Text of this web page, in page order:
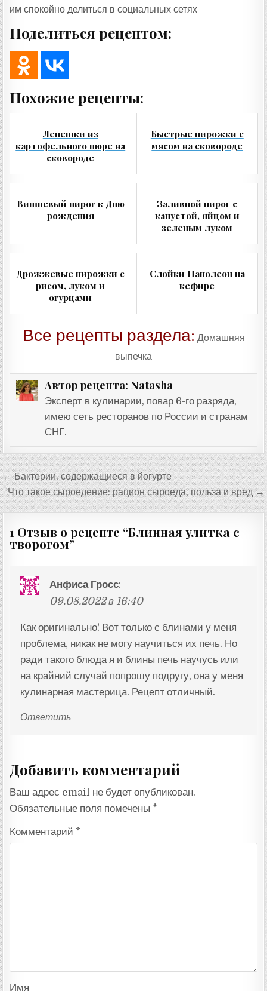
им спокойно делиться в социальных сетях
Поделиться рецептом:
Похожие рецепты:
Лепешки из
картофельного пюре на
сковороде
Быстрые пирожки с
мясом на сковороде
Вишневый пирог к Дню
рождения
Заливной пирог с
капустой, яйцом и
зеленым луком
Дрожжевые пирожки с
рисом, луком и
огурцами
Слойки Наполеон на
кефире
Все рецепты раздела: Домашняя
выпечка
Автор рецепта: Natasha
Эксперт в кулинарии, повар 6-го разряда,
имею сеть ресторанов по России и странам
СНГ.
Навигация
по
записям
← Бактерии, содержащиеся в йогурте
Что такое сыроедение: рацион сыроеда, польза и вред →
1 Отзыв о рецепте “Блинная улитка с
творогом”
Анфиса Гросс:
09.08.2022 в 16:40
Как оригинально! Вот только с блинами у меня
проблема, никак не могу научиться их печь. Но
ради такого блюда я и блины печь научусь или
на крайний случай попрошу подругу, она у меня
кулинарная мастерица. Рецепт отличный.
Ответить
Добавить комментарий
Ваш адрес email не будет опубликован.
Обязательные поля помечены *
Комментарий *
Имя